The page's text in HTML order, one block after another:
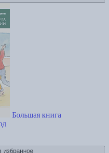
Большая книга
избранное